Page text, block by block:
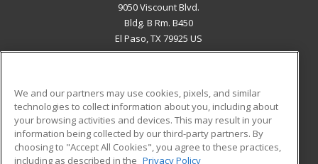
9050 Viscount Blvd.
Bldg. B Rm. B450
El Paso, TX 79925 US
ADDITIONAL RESOURCES
Military
Financial Assistance
Student Blog
We and our partners may use cookies, pixels, and similar
technologies to collect information about you, including about
your browsing activities and devices. This may result in your
information being collected by our third-party partners. By
choosing to "Accept All Cookies", you agree to these practices,
including as described in the Privacy Policy